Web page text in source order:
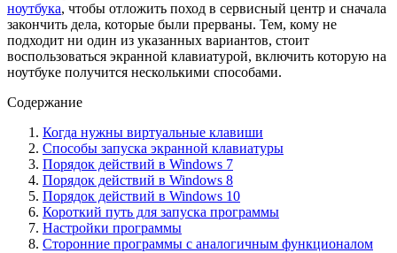
ноутбука, чтобы отложить поход в сервисный центр и сначала
закончить дела, которые были прерваны. Тем, кому не
подходит ни один из указанных вариантов, стоит
воспользоваться экранной клавиатурой, включить которую на
ноутбуке получится несколькими способами.
Содержание
Когда нужны виртуальные клавиши
Способы запуска экранной клавиатуры
Порядок действий в Windows 7
Порядок действий в Windows 8
Порядок действий в Windows 10
Короткий путь для запуска программы
Настройки программы
Сторонние программы с аналогичным функционалом